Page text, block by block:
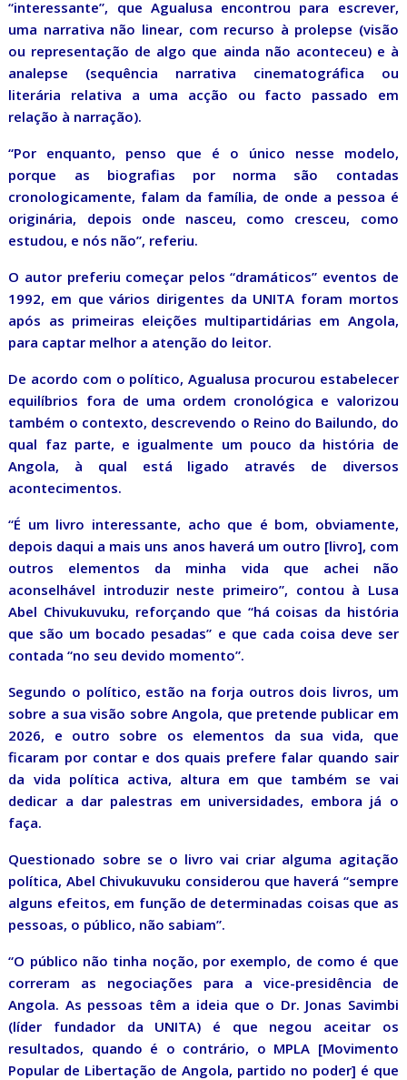
“interessante”, que Agualusa encontrou para escrever,
uma narrativa não linear, com recurso à prolepse (visão
ou representação de algo que ainda não aconteceu) e à
analepse (sequência narrativa cinematográfica ou
literária relativa a uma acção ou facto passado em
relação à narração).
“Por enquanto, penso que é o único nesse modelo,
porque as biografias por norma são contadas
cronologicamente, falam da família, de onde a pessoa é
originária, depois onde nasceu, como cresceu, como
estudou, e nós não”, referiu.
O autor preferiu começar pelos “dramáticos” eventos de
1992, em que vários dirigentes da UNITA foram mortos
após as primeiras eleições multipartidárias em Angola,
para captar melhor a atenção do leitor.
De acordo com o político, Agualusa procurou estabelecer
equilíbrios fora de uma ordem cronológica e valorizou
também o contexto, descrevendo o Reino do Bailundo, do
qual faz parte, e igualmente um pouco da história de
Angola, à qual está ligado através de diversos
acontecimentos.
“É um livro interessante, acho que é bom, obviamente,
depois daqui a mais uns anos haverá um outro [livro], com
outros elementos da minha vida que achei não
aconselhável introduzir neste primeiro”, contou à Lusa
Abel Chivukuvuku, reforçando que “há coisas da história
que são um bocado pesadas” e que cada coisa deve ser
contada “no seu devido momento”.
Segundo o político, estão na forja outros dois livros, um
sobre a sua visão sobre Angola, que pretende publicar em
2026, e outro sobre os elementos da sua vida, que
ficaram por contar e dos quais prefere falar quando sair
da vida política activa, altura em que também se vai
dedicar a dar palestras em universidades, embora já o
faça.
Questionado sobre se o livro vai criar alguma agitação
política, Abel Chivukuvuku considerou que haverá “sempre
alguns efeitos, em função de determinadas coisas que as
pessoas, o público, não sabiam”.
“O público não tinha noção, por exemplo, de como é que
correram as negociações para a vice-presidência de
Angola. As pessoas têm a ideia que o Dr. Jonas Savimbi
(líder fundador da UNITA) é que negou aceitar os
resultados, quando é o contrário, o MPLA [Movimento
Popular de Libertação de Angola, partido no poder] é que